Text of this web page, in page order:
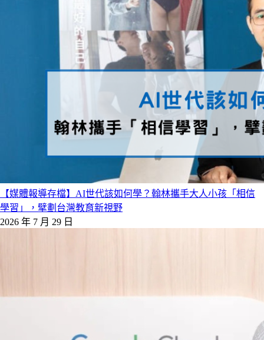
【媒體報導存檔】AI世代該如何學？翰林攜手大人小孩「相信
學習」，擘劃台灣教育新視野
2026 年 7 月 29 日